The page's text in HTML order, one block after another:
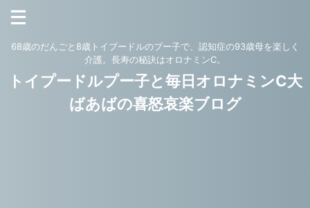
68歳のだんごと8歳トイプードルのプー子で、認知症の93歳母を楽しく
介護。長寿の秘訣はオロナミンC。
トイプードルプー子と毎日オロナミンC大
ばあばの喜怒哀楽ブログ